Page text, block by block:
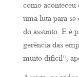
como
uma luta para
do assunto. E é
gerência das
muito difícil”,